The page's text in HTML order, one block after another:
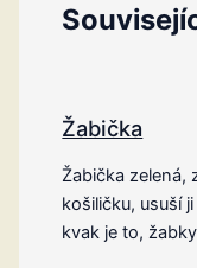
Žabička
Žabička zelená,
košiličku, usuší
kvak je to,